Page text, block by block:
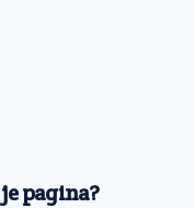
pagina?